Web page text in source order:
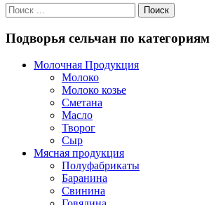
Подворья сельчан по категориям
Молочная Продукция
Молоко
Молоко козье
Сметана
Масло
Творог
Сыр
Мясная продукция
Полуфабрикаты
Баранина
Свинина